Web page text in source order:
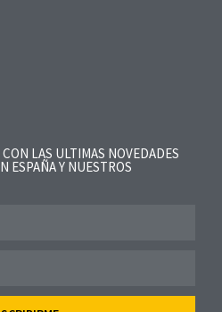
LAS ULTIMAS NOVEDADES
ESPAÑA Y NUESTROS